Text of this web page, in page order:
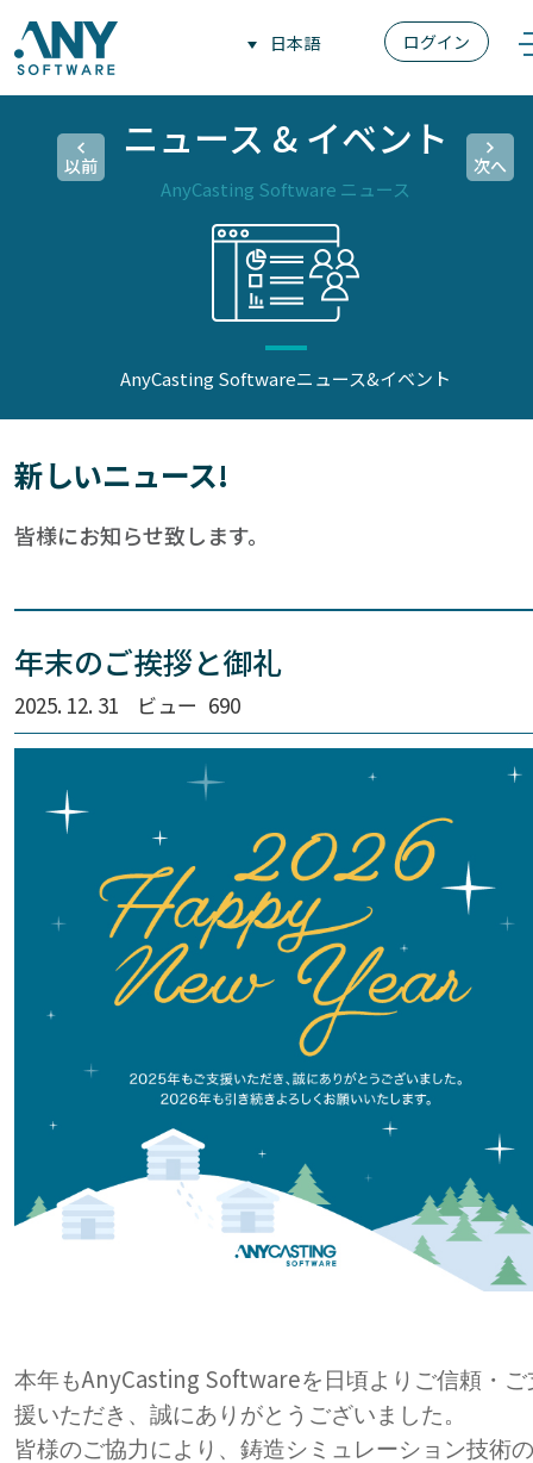
ログイン
日本語
ニュース & イベント
AnyCasting Software ニュース
次へ
以前
AnyCasting Softwareニュース&イベント
新しいニュース!
皆様にお知らせ致します。
年末のご挨拶と御礼
2025. 12. 31 ビュー 690
本年もAnyCasting Softwareを日頃よりご信頼・ご
援いただき、誠にありがとうございました。
皆様のご協力により、鋳造シミュレーション技術